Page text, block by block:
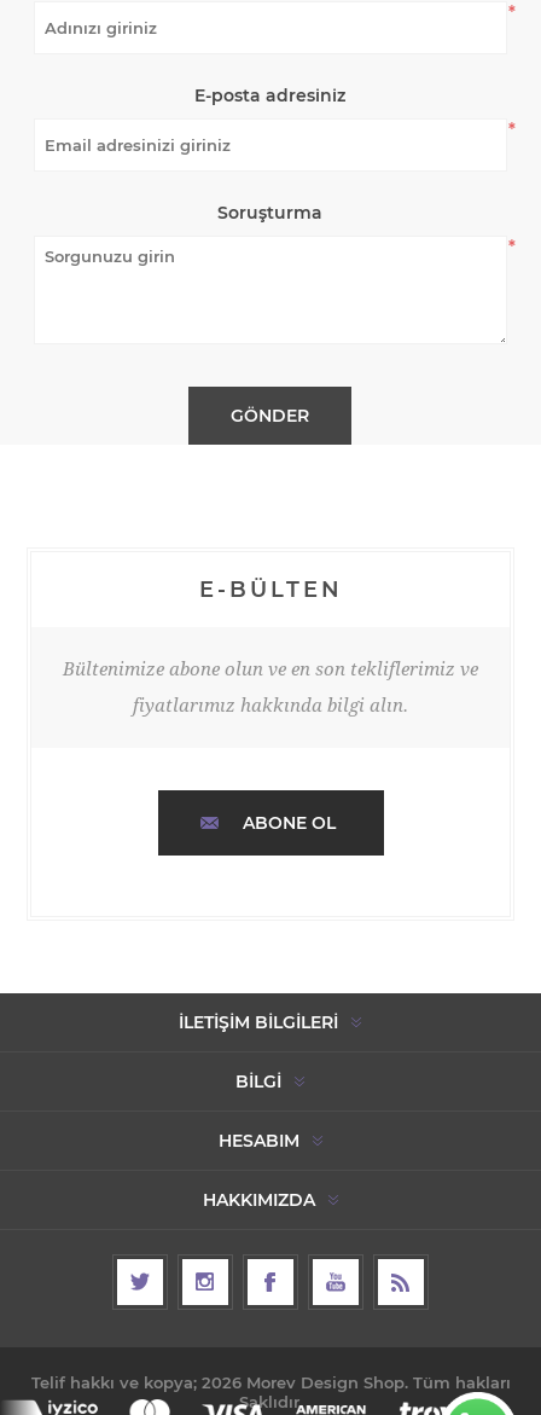
*
E-posta adresiniz
*
Soruşturma
*
E-BÜLTEN
Bültenimize abone olun ve en son tekliflerimiz ve
fiyatlarımız hakkında bilgi alın.
ABONE OL
İLETIŞIM BILGILERI
BILGI
HESABIM
HAKKIMIZDA
Telif hakkı ve kopya; 2026 Morev Design Shop. Tüm hakları
Saklıdır.